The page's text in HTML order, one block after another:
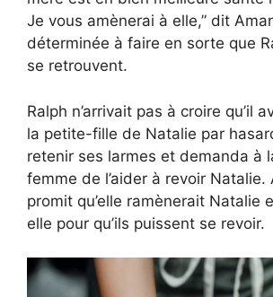
Je vous amènerai à elle,” dit
déterminée à faire en sorte que
se retrouvent.
Ralph n’arrivait pas à croire qu’il
la petite-fille de Natalie par
retenir ses larmes et demanda à
femme de l’aider à revoir Natalie.
promit qu’elle ramènerait Natalie
elle pour qu’ils puissent se revoir.